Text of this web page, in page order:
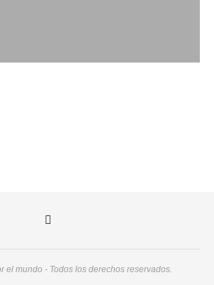
el mundo - Todos los derechos reservados.